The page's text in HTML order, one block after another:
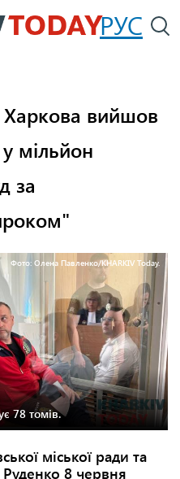
РУС
вийшов
у мільйон
за
Фото: Олена Павленко/KHARKIV Today.
78 томів.
міської ради та
8 червня